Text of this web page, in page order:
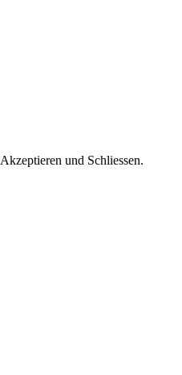
Akzeptieren und Schliessen.